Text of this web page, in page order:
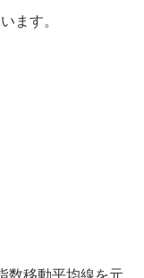
ます。
数移動平均線を元